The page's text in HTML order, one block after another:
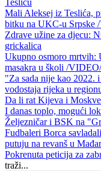
Tesliću
Mali Aleksej iz Teslića,
bitku na UKC-u Srpske
Zdrave užine za djecu:
grickalica
Ukupno osmoro mrtvih:
masakra u školi /VIDEO/
"Za sada nije kao 2022.
vodostaja rijeka u
Da li rat Kijeva i
I danas toplo, mogući
Željezničar i BSK na
Fudbaleri Borca
putuju na revanš u
Pokrenuta peticija za
traži...